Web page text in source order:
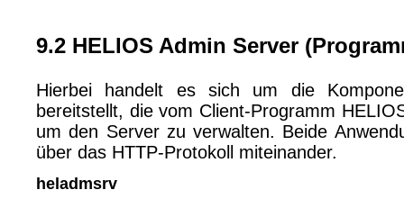
9.2 HELIOS Admin Server
Hierbei handelt es sich um die
bereitstellt, die vom Client-Programm
um den Server zu verwalten. Beide
über das HTTP-Protokoll miteinander.
heladmsrv